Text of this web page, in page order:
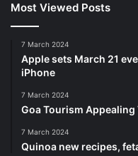
Most Viewed Posts
7 March 2024
Apple sets March 21
iPhone
7 March 2024
Goa Tourism
7 March 2024
Quinoa new recipes,